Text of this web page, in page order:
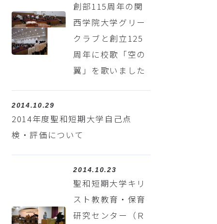
創部115周年の関
西学院大学グリー
クラブと創立125
周年に校歌「空の
翼」を歌いました
2014.10.29
2014年度聖和短期大学自己点
検・評価について
2014.10.23
聖和短期大学キリ
スト教教育・保育
研究センター（Ｒ